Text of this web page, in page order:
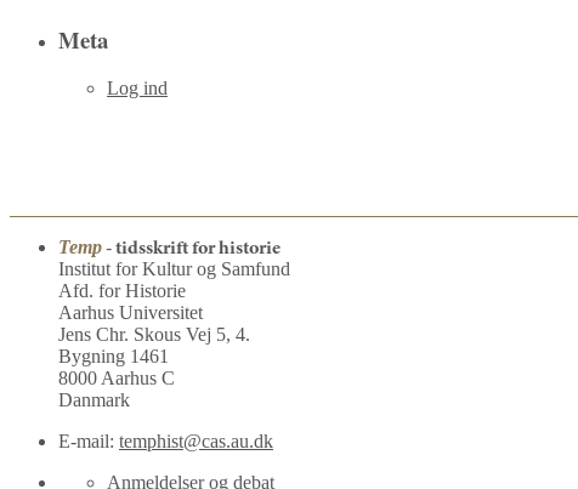
Meta
Log ind
Temp- tidsskrift for historie
Institut for Kultur og Samfund
Afd. for Historie
Aarhus Universitet
Jens Chr. Skous Vej 5, 4.
Bygning 1461
8000 Aarhus C
Danmark
E-mail: temphist@cas.au.dk
Anmeldelser og debat